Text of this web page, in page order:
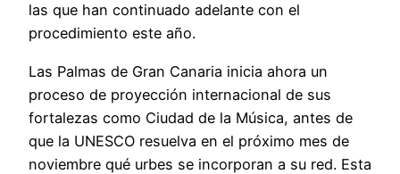
las que han continuado adelante con el
procedimiento este año.
Las Palmas de Gran Canaria inicia ahora un
proceso de proyección internacional de sus
fortalezas como Ciudad de la Música, antes de
que la UNESCO resuelva en el próximo mes de
noviembre qué urbes se incorporan a su red. Esta